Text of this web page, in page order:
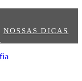
NOSSAS DICAS